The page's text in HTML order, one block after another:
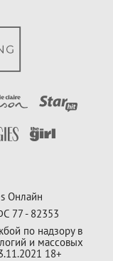
Онлайн
77 - 82353
по надзору в
и массовых
18+